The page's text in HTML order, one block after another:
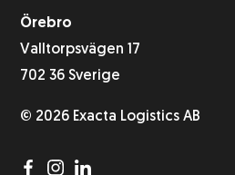
Örebro
Valltorpsvägen 17
702 36 Sverige
© 2026 Exacta Logistics AB